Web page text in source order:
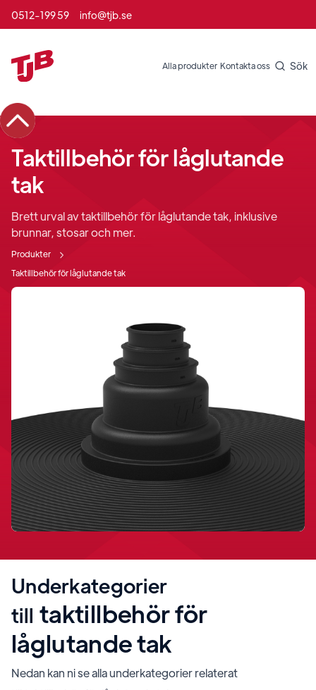
0512-199 59 info@tjb.se
Alla produkter Kontakta oss Sök
Taktillbehör för låglutande
tak
Brett urval av taktillbehör för låglutande tak, inklusive
brunnar, stosar och mer.
Produkter
Taktillbehör för låglutande tak
Underkategorier
till taktillbehör för
låglutande tak
Nedan kan ni se alla underkategorier relaterat